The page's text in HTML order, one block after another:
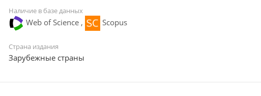
Наличие в базе данных
Web of Science , Scopus
Страна издания
Зарубежные страны